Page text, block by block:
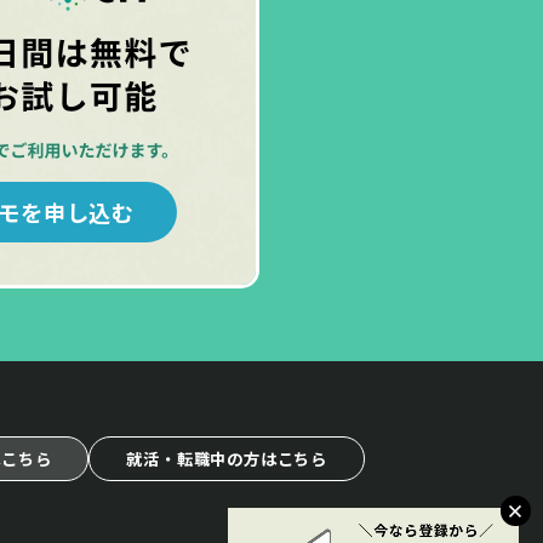
を申し込む
ちら 就活・転職中の方はこちら